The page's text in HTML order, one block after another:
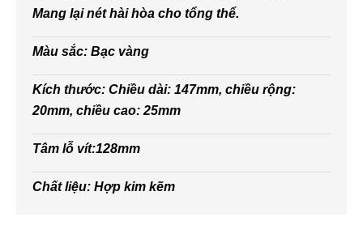
Mang lại nét hài hòa cho tổng thể.
Màu sắc: Bạc vàng
Kích thước: Chiều dài: 147mm, chiều rộng:
20mm, chiều cao: 25mm
Tâm lỗ vít:128mm
Chất liệu: Hợp kim kẽm